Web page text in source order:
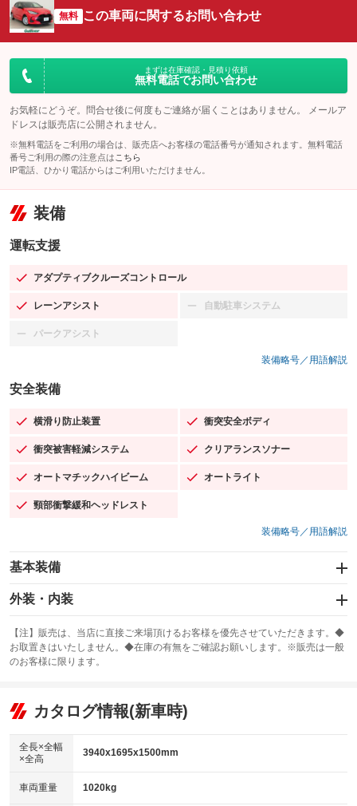
無料 この車両に関するお問い合わせ
まずは在庫確認・見積り依頼
無料電話でお問い合わせ
お気軽にどうぞ。問合せ後に何度もご連絡が届くことはありません。 メールア
ドレスは販売店に公開されません。
※無料電話をご利用の場合は、販売店へお客様の電話番号が通知されます。無料電話
番号ご利用の際の注意点は こちら
IP電話、ひかり電話からはご利用いただけません。
装備
運転支援
アダプティブクルーズコントロール
：装備あり
レーンアシスト
：装備あり 自動駐車システム
：装備なし
パークアシスト
：装備なし
装備略号／用語解説
安全装備
横滑り防止装置
：装備あり 衝突安全ボディ
：装備あり
衝突被害軽減システム
：装備あり クリアランスソナー
：装備あり
オートマチックハイビーム
：装備あり オートライト
：装備あり
頸部衝撃緩和ヘッドレスト
：装備あり
装備略号／用語解説
基本装備
エアバッグ：運転席/助手席/サイド
：装備あり
：装備なし
サンルーフ
：装備なし ABS
リフトアップ
：装備なし
：装備なし
パワーウィンドウ
アイドリングストップ
：装備なし
外装・内装
カーナビ：メモリーナビ他
：装備あり
TV：フルセグ
：装備あり
ビジュアル
：装備なし
：装備あり
革シート
キーレス
【注】販売は、当店に直接ご来場頂けるお客様を優先させていただきます。◆
お取置きはいたしません。◆在庫の有無をご確認お願いします。※販売は一般
のお客様に限ります。
カタログ情報(新車時)
全長×全幅
×全高
3940x1695x1500mm
車両重量 1020kg